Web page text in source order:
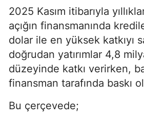
2025 Kasım itibarıyla
açığın finansmanında
dolar ile en yüksek katkıyı
doğrudan yatırımlar 4,8
düzeyinde katkı verirken,
finansman tarafında baskı
Bu çerçevede;